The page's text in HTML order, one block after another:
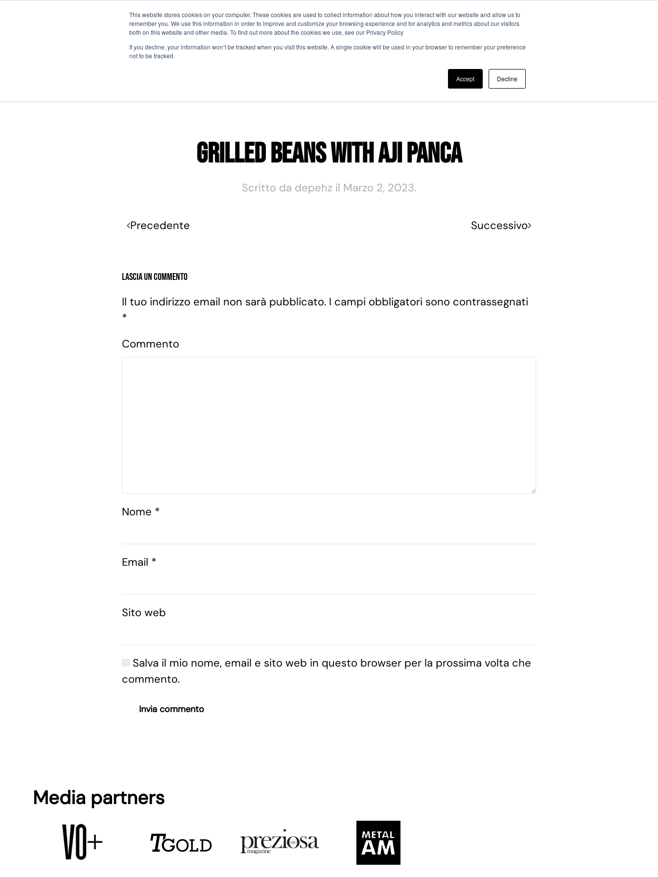
This website stores cookies on your computer. These cookies are used to collect information about how you interact with our website and allow us to
remember you. We use this information in order to improve and customize your browsing experience and for analytics and metrics about our visitors
both on this website and other media. To find out more about the cookies we use, see our Privacy Policy
If you decline, your information won’t be tracked when you visit this website. A single cookie will be used in your browser to remember your preference
not to be tracked.
Accept Decline
Passa al contenuto principale Perché PartecipareAgenda
Grilled Beans with Aji Panca
Scritto da depehz il Marzo 2, 2023.
Precedente Successivo
Lascia un commento
Il tuo indirizzo email non sarà pubblicato. I campi obbligatori sono contrassegnati
*
Commento
Nome *
Email *
Sito web
Salva il mio nome, email e sito web in questo browser per la prossima volta che
commento.
Invia commento
Media partners